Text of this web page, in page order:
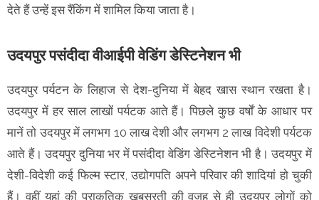
देते हैं उन्हें इस रैंकिंग में शामिल किया जाता है।
उदयपुर पसंदीदा वीआईपी वेडिंग डेस्टिनेशन भी
उदयपुर पर्यटन के लिहाज से देश-दुनिया में बेहद खास स्थान रखता है।
उदयपुर में हर साल लाखाें पर्यटक आते हैं। पिछले कुछ वर्षाें के आधार पर
मानें ताे उदयपुर में लगभग 10 लाख देशी और लगभग 2 लाख विदेशी पर्यटक
आते हैं। उदयपुर दुनिया भर में पसंदीदा वेडिंग डेस्टिनेशन भी है। उदयपुर में
देशी-विदेशी कई फिल्म स्टार, उद्याेगपति अपने परिवार की शादियां हाे चुकी
हैं। वहीं यहां की प्राकृतिक खूबसूरती की वजह से ही उदयपुर लाेगाें काे